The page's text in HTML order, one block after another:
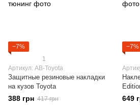
−7%
1
Артикул: AB-Toyota
Защитные резиновые накладки
на кузов Toyota
388 грн 417 грн
−7%
649